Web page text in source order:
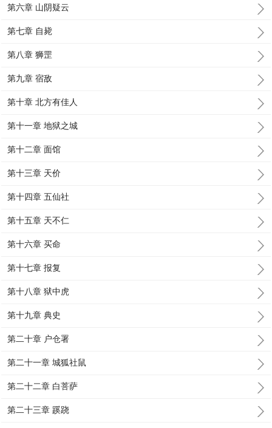
第六章 山阴疑云
第七章 自毙
第八章 狮罡
第九章 宿敌
第十章 北方有佳人
第十一章 地狱之城
第十二章 面馆
第十三章 天价
第十四章 五仙社
第十五章 天不仁
第十六章 买命
第十七章 报复
第十八章 狱中虎
第十九章 典史
第二十章 户仓署
第二十一章 城狐社鼠
第二十二章 白菩萨
第二十三章 蹊跷